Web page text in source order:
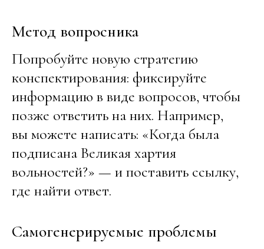
Метод вопросника
Попробуйте новую стратегию
конспектирования: фиксируйте
информацию в виде вопросов, чтобы
позже ответить на них. Например,
вы можете написать: «Когда была
подписана Великая хартия
вольностей?» — и поставить ссылку,
где найти ответ.
Самогенерируемые проблемы